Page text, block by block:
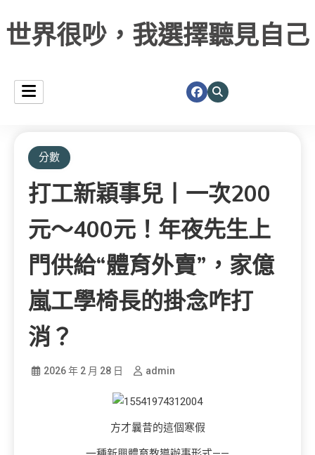
世界很吵，我選擇聽見自己
分數
打工新穎事兒丨一次200
元～400元！年夜先生上
門供給“體育外賣”，家億
嵐工學椅長的掛念咋打
消？
2026 年 2 月 28 日 admin
方才曩昔的這個寒假